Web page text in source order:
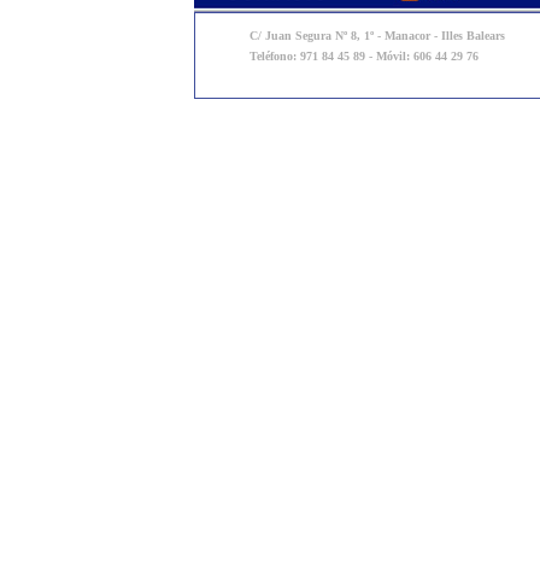
C/ Juan Segura Nº 8, 1º - Manacor - Illes Balears
Teléfono: 971 84 45 89 - Móvil: 606 44 29 76